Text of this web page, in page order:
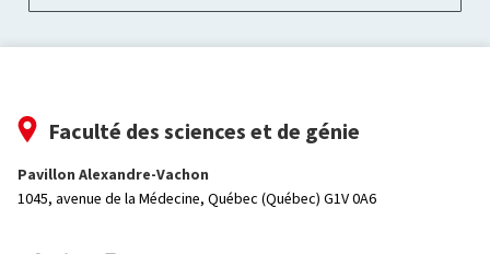
Faculté des sciences et de génie
Pavillon Alexandre-Vachon
1045, avenue de la Médecine, Québec (Québec) G1V 0A6